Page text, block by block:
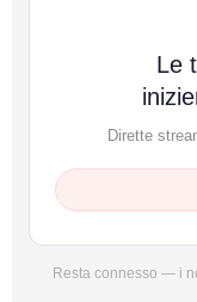
Le
Dirette
Resta connesso — i